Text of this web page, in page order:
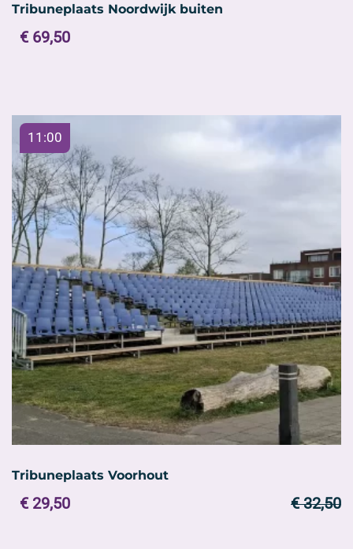
Tribuneplaats Noordwijk buiten
€ 69,50
meerdere
variaties.
Deze
optie
kan
gekozen
worden
op
de
productpagina
11:00
Tribuneplaats Voorhout
€32,50
Oorspronkelijke
€ 29,50Huidige